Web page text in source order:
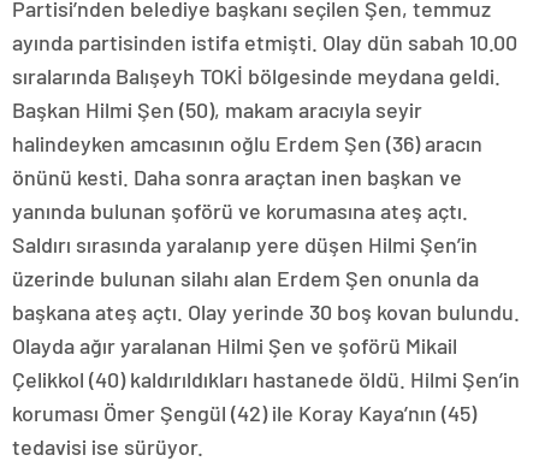
Partisi’nden belediye başkanı seçilen Şen, temmuz
ayında partisinden istifa etmişti. Olay dün sabah 10.00
sıralarında Balışeyh TOKİ bölgesinde meydana geldi.
Başkan Hilmi Şen (50), makam aracıyla seyir
halindeyken amcasının oğlu Erdem Şen (36) aracın
önünü kesti. Daha sonra araçtan inen başkan ve
yanında bulunan şoförü ve korumasına ateş açtı.
Saldırı sırasında yaralanıp yere düşen Hilmi Şen’in
üzerinde bulunan silahı alan Erdem Şen onunla da
başkana ateş açtı. Olay yerinde 30 boş kovan bulundu.
Olayda ağır yaralanan Hilmi Şen ve şoförü Mikail
Çelikkol (40) kaldırıldıkları hastanede öldü. Hilmi Şen’in
koruması Ömer Şengül (42) ile Koray Kaya’nın (45)
tedavisi ise sürüyor.